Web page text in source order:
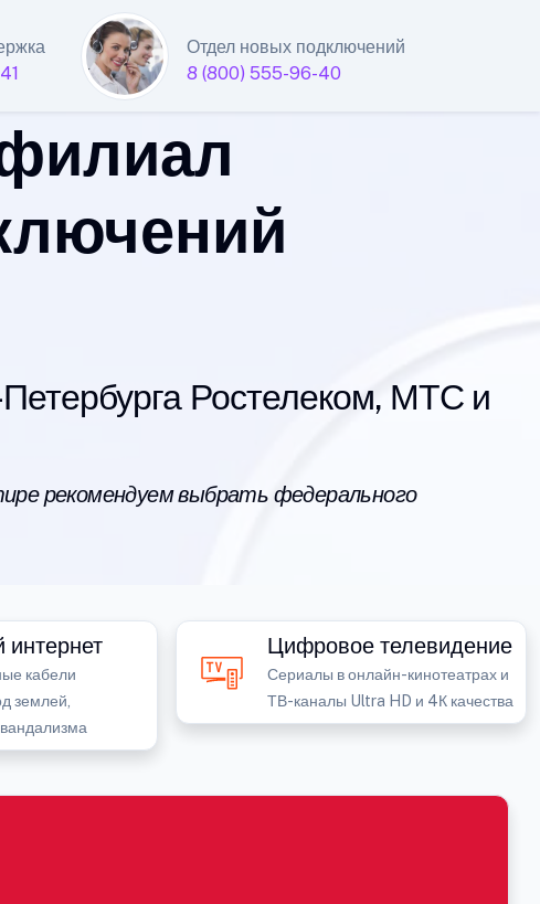
Отдел новых подключений
8 (800) 555-96-40
Ростелеком, МТС и
рекомендуем выбрать федерального
кабели
землей,
Цифровое телевидение
Сериалы в онлайн-кинотеатрах и
ТВ-каналы Ultra HD и 4К качества